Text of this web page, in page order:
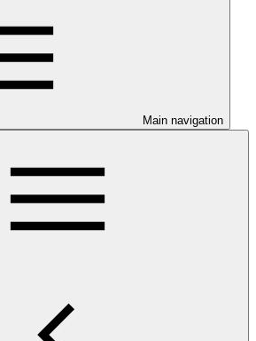
Main navigation